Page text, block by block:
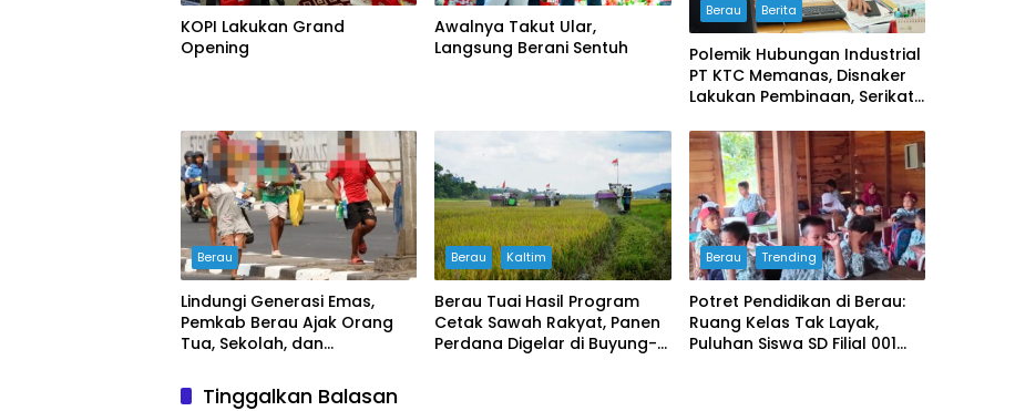
KOPI Lakukan Grand
Opening
Awalnya Takut Ular,
Langsung Berani Sentuh
Berau Berita
Polemik Hubungan Industrial
PT KTC Memanas, Disnaker
Lakukan Pembinaan, Serikat
Berau
Lindungi Generasi Emas,
Pemkab Berau Ajak Orang
Tua, Sekolah, dan
Ruang Aman bagi Anak
Berau Kaltim
Berau Tuai Hasil Program
Cetak Sawah Rakyat, Panen
Perdana Digelar di Buyung-
Berau Trending
Potret Pendidikan di Berau:
Ruang Kelas Tak Layak,
Puluhan Siswa SD Filial 001
Tinggalkan Balasan